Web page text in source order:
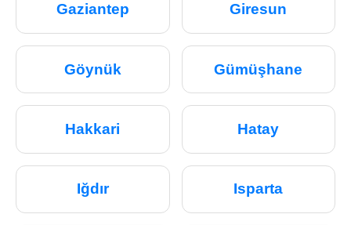
Gaziantep Giresun
Göynük Gümüşhane
Hakkari Hatay
Iğdır Isparta